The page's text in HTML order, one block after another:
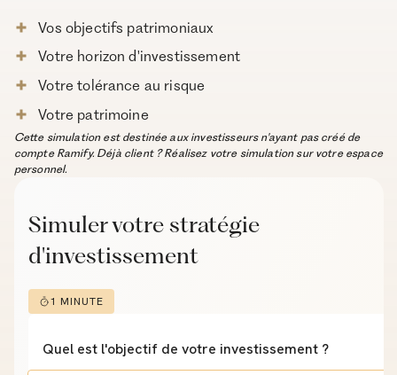
Vos objectifs patrimoniaux
Votre horizon d'investissement
Votre tolérance au risque
Votre patrimoine
Cette simulation est destinée aux investisseurs n'ayant pas créé de
compte Ramify. Déjà client ? Réalisez votre simulation sur votre espace
personnel.